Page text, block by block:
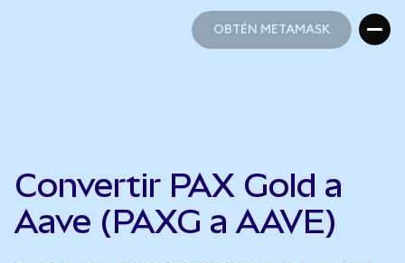
OBTÉN METAMASK
Convertir PAX Gold a
Aave (PAXG a AAVE)